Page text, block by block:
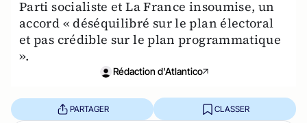
Parti socialiste et La France insoumise, un
accord « déséquilibré sur le plan électoral
et pas crédible sur le plan programmatique
».
Rédaction d'Atlantico
PARTAGER CLASSER